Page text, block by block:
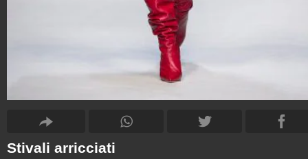
Stivali arricciati